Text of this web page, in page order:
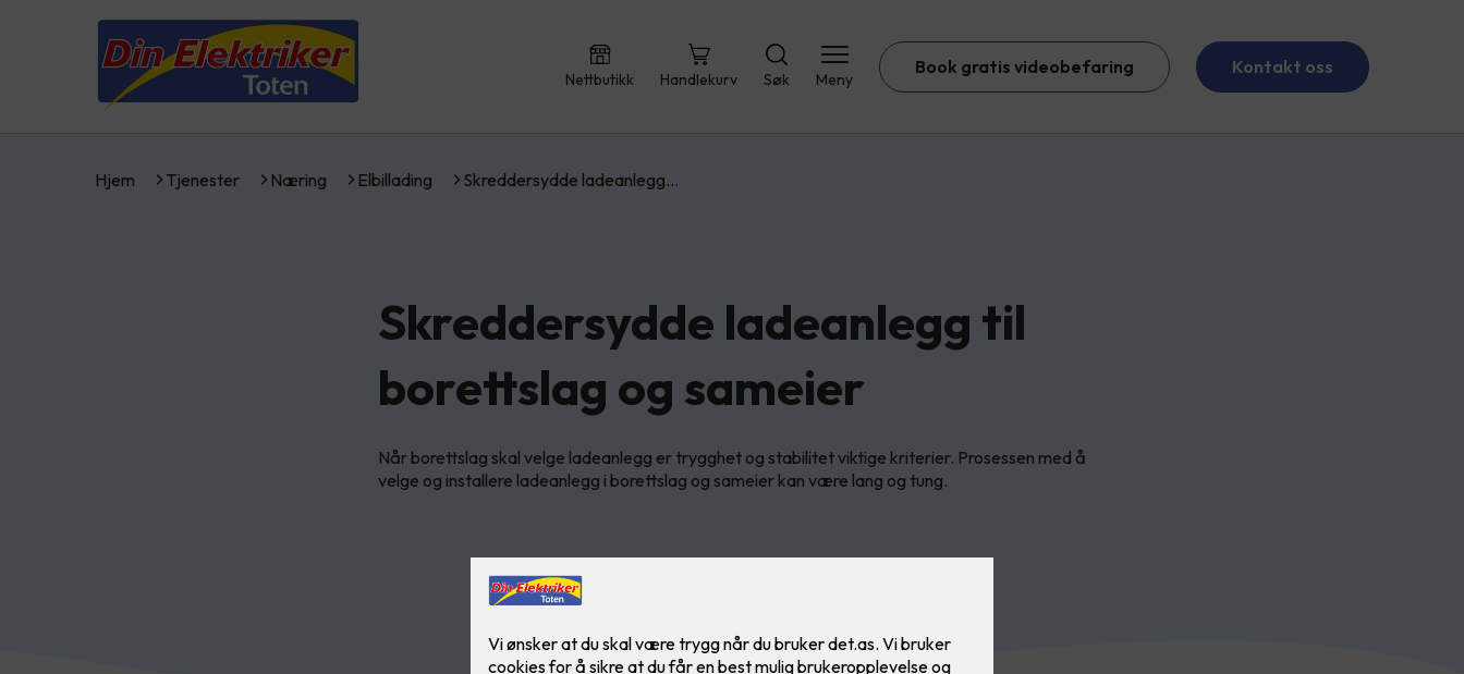
Nettbutikk Handlekurv Søk Meny
Book gratis videobefaring Kontakt oss
Hjem Tjenester Næring Elbillading Skreddersydde ladeanlegg…
Skreddersydde ladeanlegg til
borettslag og sameier
Når borettslag skal velge ladeanlegg er trygghet og stabilitet viktige kriterier. Prosessen med å
velge og installere ladeanlegg i borettslag og sameier kan være lang og tung.